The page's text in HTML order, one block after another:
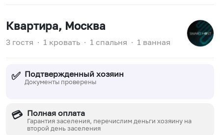
Квартира, Москва
3 гостя ∙ 1 кровать ∙ 1 спальня ∙ 1 ванная
✅ Подтвержденный хозяин
Документы проверены
💳 Полная оплата
Гарантия заселения, перечислим деньги хозяину на
второй день заселения